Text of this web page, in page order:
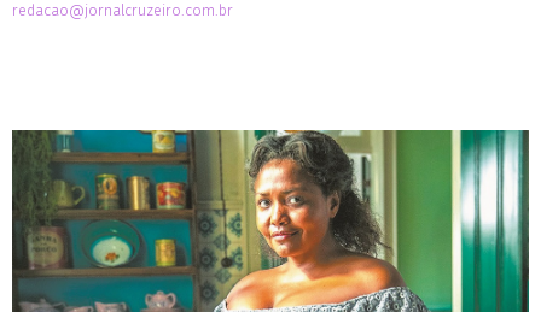
redacao@jornalcruzeiro.com.br